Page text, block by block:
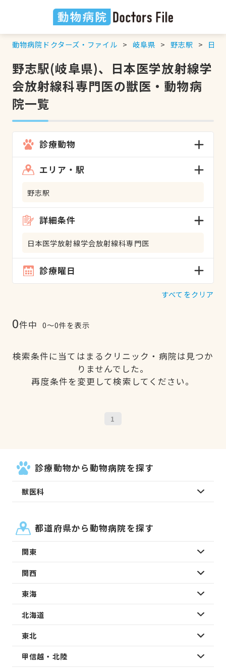
動物病院ドクターズ・ファイル 岐阜県 野志駅 日本
野志駅(岐阜県)、日本医学放射線学
会放射線科専門医の獣医・動物病
院一覧
診療動物
エリア・駅
野志駅
詳細条件
日本医学放射線学会放射線科専門医
診療曜日
すべてをクリア
0件中 0〜0件を表示
検索条件に当てはまるクリニック・病院は見つか
りませんでした。
再度条件を変更して検索してください。
1
診療動物から動物病院を探す
獣医科
都道府県から動物病院を探す
関東
関西
東海
北海道
東北
甲信越・北陸